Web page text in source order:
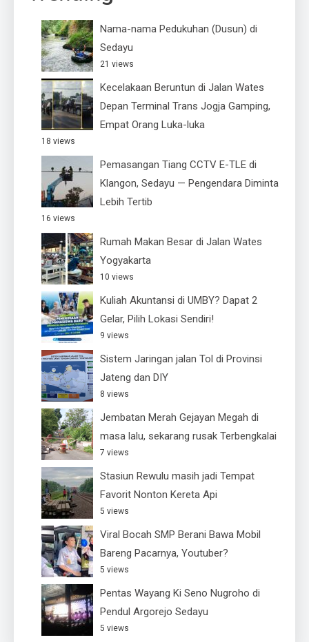
Nama-nama Pedukuhan (Dusun) di
Sedayu
21 views
Kecelakaan Beruntun di Jalan Wates
Depan Terminal Trans Jogja Gamping,
Empat Orang Luka-luka
18 views
Pemasangan Tiang CCTV E-TLE di
Klangon, Sedayu — Pengendara Diminta
Lebih Tertib
16 views
Rumah Makan Besar di Jalan Wates
Yogyakarta
10 views
Kuliah Akuntansi di UMBY? Dapat 2
Gelar, Pilih Lokasi Sendiri!
9 views
Sistem Jaringan jalan Tol di Provinsi
Jateng dan DIY
8 views
Jembatan Merah Gejayan Megah di
masa lalu, sekarang rusak Terbengkalai
7 views
Stasiun Rewulu masih jadi Tempat
Favorit Nonton Kereta Api
5 views
Viral Bocah SMP Berani Bawa Mobil
Bareng Pacarnya, Youtuber?
5 views
Pentas Wayang Ki Seno Nugroho di
Pendul Argorejo Sedayu
5 views